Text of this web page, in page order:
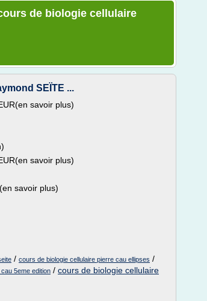
de biologie cellulaire
SEÏTE ...
savoir plus)
savoir plus)
savoir plus)
/ cours de biologie cellulaire pierre cau ellipses /
5eme edition / cours de biologie cellulaire